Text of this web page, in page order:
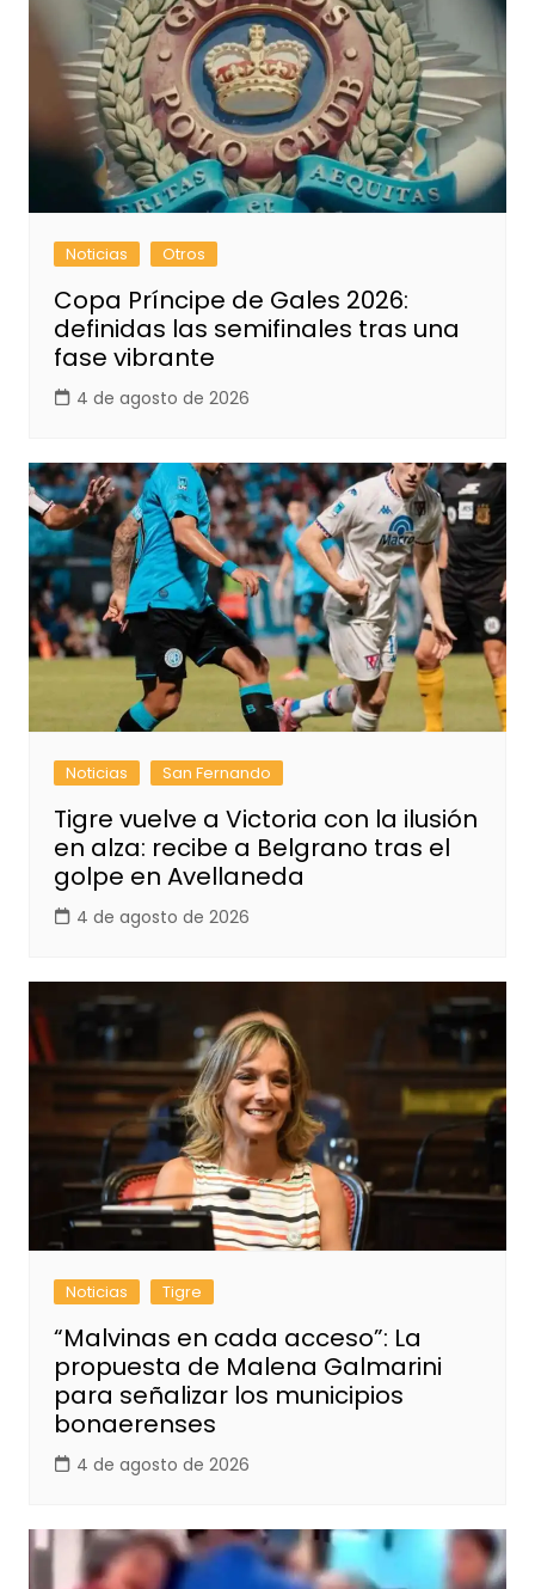
Noticias Otros
Copa Príncipe de Gales 2026:
definidas las semifinales tras una
fase vibrante
4 de agosto de 2026
Noticias San Fernando
Tigre vuelve a Victoria con la ilusión
en alza: recibe a Belgrano tras el
golpe en Avellaneda
4 de agosto de 2026
Noticias Tigre
“Malvinas en cada acceso”: La
propuesta de Malena Galmarini
para señalizar los municipios
bonaerenses
4 de agosto de 2026